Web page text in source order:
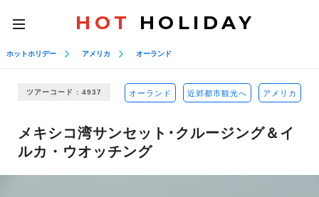
toggle
navigation
HOT HOLIDAY
ホットホリデー アメリカ オーランド
ツアーコード : 4937 オーランド 近郊都市観光へ アメリカ
メキシコ湾サンセット･クルージング＆イ
ルカ・ウオッチング